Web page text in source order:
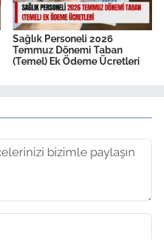
Sağlık Personeli 2026
Temmuz Dönemi Taban
(Temel) Ek Ödeme Ücretleri